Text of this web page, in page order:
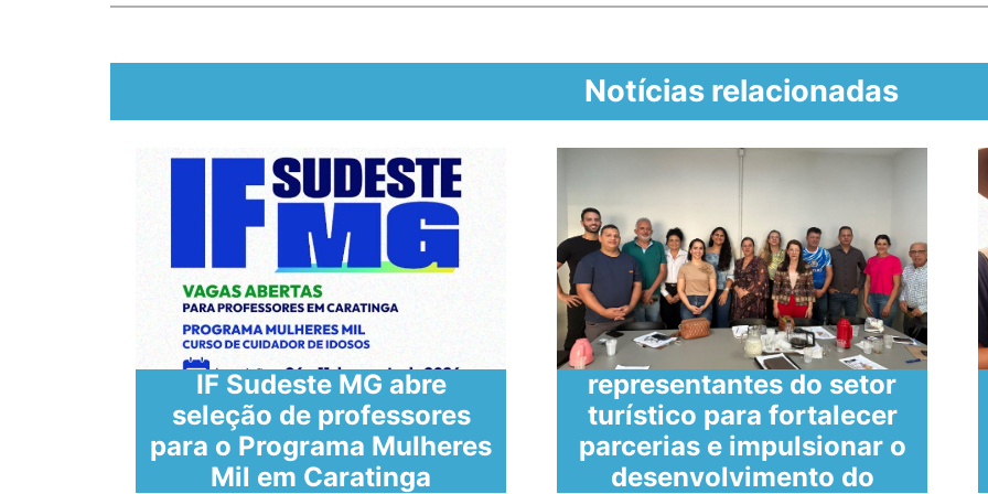
Notícias relacionadas
IF Sudeste MG abre
seleção de professores
para o Programa Mulheres
Mil em Caratinga
SECULT reúne
representantes do setor
turístico para fortalecer
parcerias e impulsionar o
desenvolvimento do